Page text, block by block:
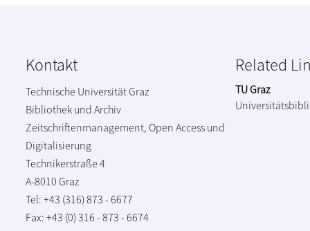
Kontakt
Technische Universität Graz
Bibliothek und Archiv
Zeitschriftenmanagement, Open Access und
Digitalisierung
Technikerstraße 4
A-8010 Graz
Tel: +43 (316) 873 - 6677
Fax: +43 (0) 316 - 873 - 6674
Related
TU Graz